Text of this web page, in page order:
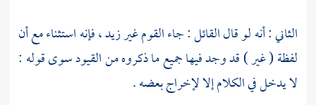
الثاني : أنه لو قال القائل : جاء القوم غير زيد ، فإنه استثناء مع أن
لفظة ( غير ) قد وجد فيها جميع ما ذكروه من القيود سوى قوله :
لا يدخل في الكلام إلا لإخراج بعضه .